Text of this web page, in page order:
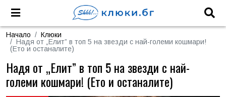
Начало
Клюки
Надя от „Елит” в топ 5 на звезди с най-големи кошмари!
(Ето и останалите)
Надя от „Елит” в топ 5 на звезди с най-
големи кошмари! (Ето и останалите)